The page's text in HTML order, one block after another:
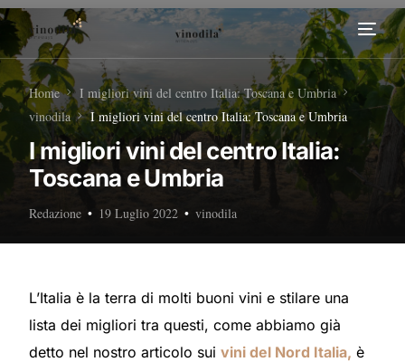
Home
I migliori vini del centro Italia: Toscana e Umbria
vinodila
I migliori vini del centro Italia: Toscana e Umbria
I migliori vini del centro Italia:
Toscana e Umbria
Redazione 19 Luglio 2022 vinodila
L’Italia è la terra di molti buoni vini e stilare una
lista dei migliori tra questi, come abbiamo già
detto nel nostro articolo suivini del Nord Italia, è
Home
Tour Enogastronomici
Diventa nostro Partner